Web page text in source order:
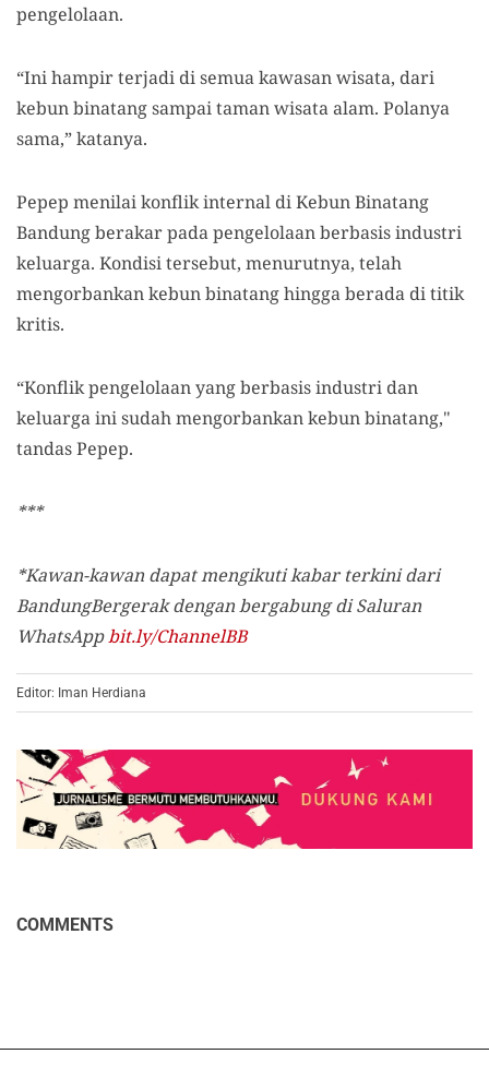
pengelolaan.
“Ini hampir terjadi di semua kawasan wisata, dari
kebun binatang sampai taman wisata alam. Polanya
sama,” katanya.
Pepep menilai konflik internal di Kebun Binatang
Bandung berakar pada pengelolaan berbasis industri
keluarga. Kondisi tersebut, menurutnya, telah
mengorbankan kebun binatang hingga berada di titik
kritis.
“Konflik pengelolaan yang berbasis industri dan
keluarga ini sudah mengorbankan kebun binatang,"
tandas Pepep.
***
*Kawan-kawan dapat mengikuti kabar terkini dari
BandungBergerak dengan bergabung di Saluran
WhatsAppbit.ly/ChannelBB
Editor: Iman Herdiana
COMMENTS